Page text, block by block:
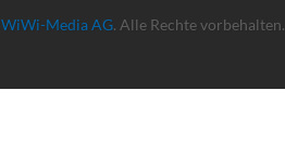
WiWi-Media AG. Alle Rechte vorbehalten.